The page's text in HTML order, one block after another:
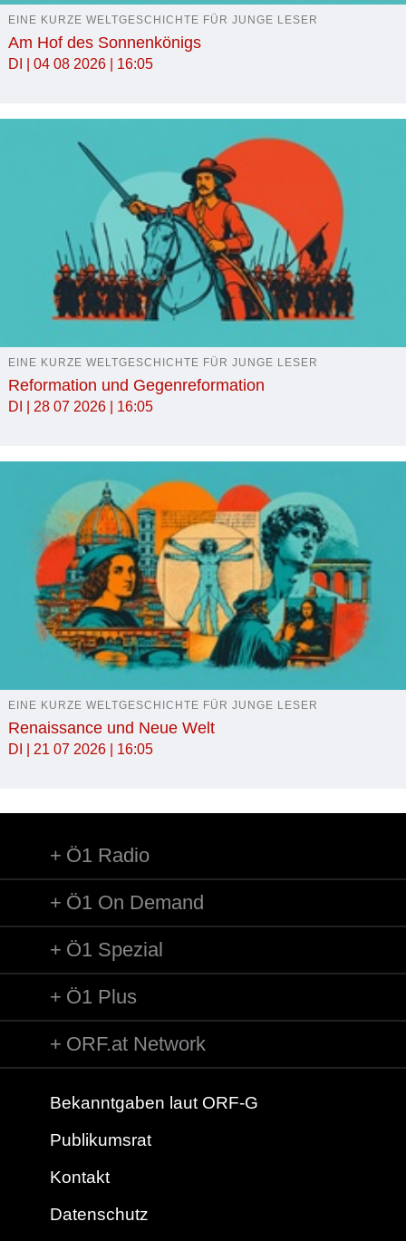
EINE KURZE WELTGESCHICHTE FÜR JUNGE LESER
Am Hof des Sonnenkönigs
DI | 04 08 2026 | 16:05
EINE KURZE WELTGESCHICHTE FÜR JUNGE LESER
Reformation und Gegenreformation
DI | 28 07 2026 | 16:05
EINE KURZE WELTGESCHICHTE FÜR JUNGE LESER
Renaissance und Neue Welt
DI | 21 07 2026 | 16:05
Ö1 Radio
Ö1 On Demand
Ö1 Spezial
Ö1 Plus
ORF.at Network
Bekanntgaben laut ORF-G
Publikumsrat
Kontakt
Datenschutz